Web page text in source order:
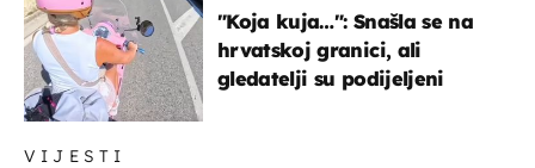
VIJESTI
"Koja kuja…": Snašla se na
hrvatskoj granici, ali
gledatelji su podijeljeni